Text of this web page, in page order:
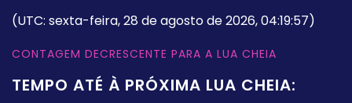
(UTC: sexta-feira, 28 de agosto de 2026, 04:19:57)
CONTAGEM DECRESCENTE PARA A LUA CHEIA
TEMPO ATÉ À PRÓXIMA LUA CHEIA: